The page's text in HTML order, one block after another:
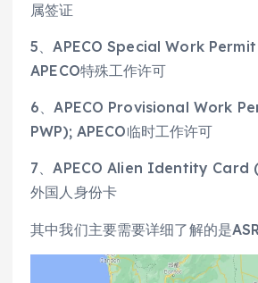
属签证
5、APECO Special Work Permit
APECO特殊工作许可
6、APECO Provisional Work
PWP); APECO临时工作许可
7、APECO Alien Identity Card
外国人身份卡
其中我们主要需要详细了解的是